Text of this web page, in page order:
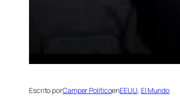
Escrito porCamper PolíticoenEEUU, El Mundo